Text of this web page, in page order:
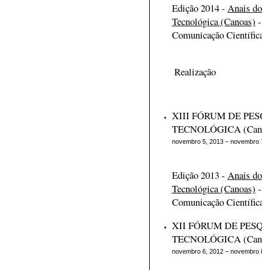
Edição 2014 - Anais
Tecnológica (Canoas)
Comunicação
XIII FÓRUM DE
TECNOLÓGICA
novembro 5, 2013 – novembro
Edição 2013 - Anais
Tecnológica (Canoas)
Comunicação
XII FÓRUM DE
TECNOLÓGICA
novembro 6, 2012 – novembro